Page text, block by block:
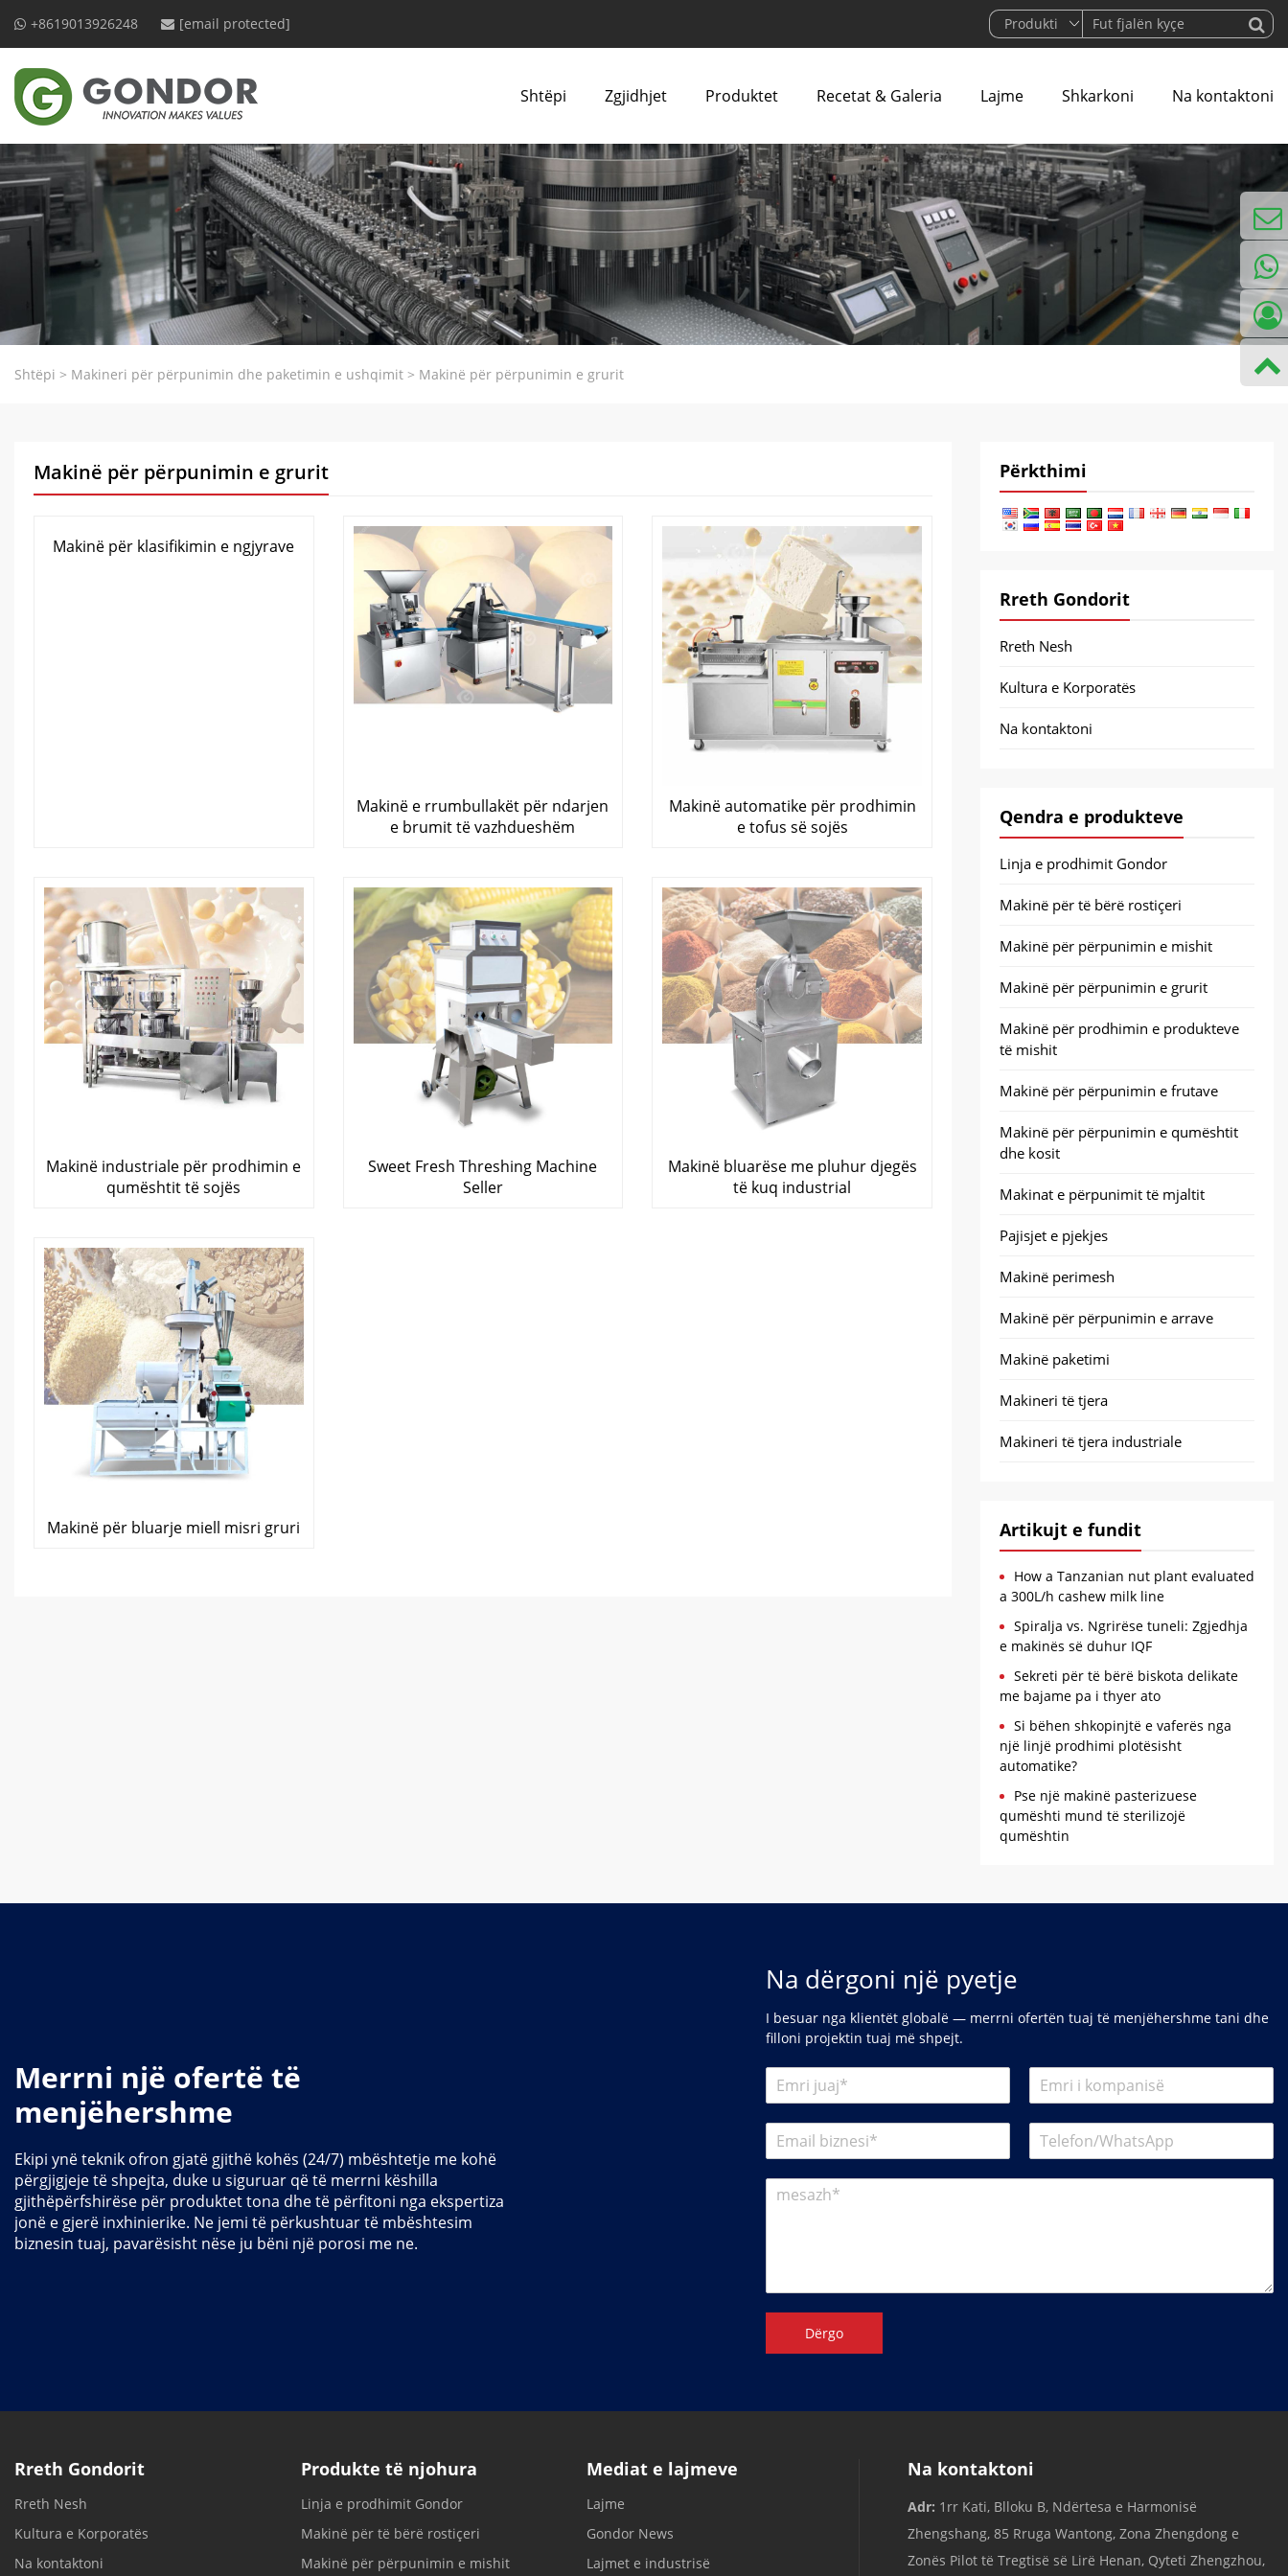
+8619013926248 [email protected]
Shtëpi Zgjidhjet Produktet Recetat & Galeria Lajme Shkarkoni Na kontaktoni
Shtëpi > Makineri për përpunimin dhe paketimin e ushqimit > Makinë për përpunimin e grurit
Makinë për përpunimin e grurit
Makinë për klasifikimin e ngjyrave
Makinë e rrumbullakët për ndarjen
e brumit të vazhdueshëm
Makinë automatike për prodhimin
e tofus së sojës
Makinë industriale për prodhimin e
qumështit të sojës
Sweet Fresh Threshing Machine
Seller
Makinë bluarëse me pluhur djegës
të kuq industrial
Makinë për bluarje miell misri gruri
Përkthimi
Rreth Gondorit
Rreth Nesh
Kultura e Korporatës
Na kontaktoni
Qendra e produkteve
Linja e prodhimit Gondor
Makinë për të bërë rostiçeri
Makinë për përpunimin e mishit
Makinë për përpunimin e grurit
Makinë për prodhimin e produkteve
të mishit
Makinë për përpunimin e frutave
Makinë për përpunimin e qumështit
dhe kosit
Makinat e përpunimit të mjaltit
Pajisjet e pjekjes
Makinë perimesh
Makinë për përpunimin e arrave
Makinë paketimi
Makineri të tjera
Makineri të tjera industriale
Artikujt e fundit
How a Tanzanian nut plant evaluated
a 300L/h cashew milk line
Spiralja vs. Ngrirëse tuneli: Zgjedhja
e makinës së duhur IQF
Sekreti për të bërë biskota delikate
me bajame pa i thyer ato
Si bëhen shkopinjtë e vaferës nga
një linjë prodhimi plotësisht
automatike?
Pse një makinë pasterizuese
qumështi mund të sterilizojë
qumështin
Merrni një ofertë të
menjëhershme
Ekipi ynë teknik ofron gjatë gjithë kohës (24/7) mbështetje me kohë
përgjigjeje të shpejta, duke u siguruar që të merrni këshilla
gjithëpërfshirëse për produktet tona dhe të përfitoni nga ekspertiza
jonë e gjerë inxhinierike. Ne jemi të përkushtuar të mbështesim
biznesin tuaj, pavarësisht nëse ju bëni një porosi me ne.
Na dërgoni një pyetje
I besuar nga klientët globalë — merrni ofertën tuaj të menjëhershme tani dhe
filloni projektin tuaj më shpejt.
Dërgo
Rreth Gondorit
Rreth Nesh
Kultura e Korporatës
Na kontaktoni
Produkte të njohura
Linja e prodhimit Gondor
Makinë për të bërë rostiçeri
Makinë për përpunimin e mishit
Mediat e lajmeve
Lajme
Gondor News
Lajmet e industrisë
Na kontaktoni
Adr: 1rr Kati, Blloku B, Ndërtesa e Harmonisë
Zhengshang, 85 Rruga Wantong, Zona Zhengdong e
Zonës Pilot të Tregtisë së Lirë Henan, Qyteti Zhengzhou,